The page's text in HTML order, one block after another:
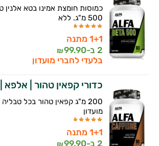
כמוסות חומצת אמינו בטא אלנין
500 מ"ג. ללא
1+1 מתנה
2 ב-
99.90
₪
בלעדי לחברי מועדון
כדורי קפאין טהור | אלפא | ALFA
200 מ"ג קפאין טהור בכל
מועדון
1+1 מתנה
2 ב-
99.90
₪